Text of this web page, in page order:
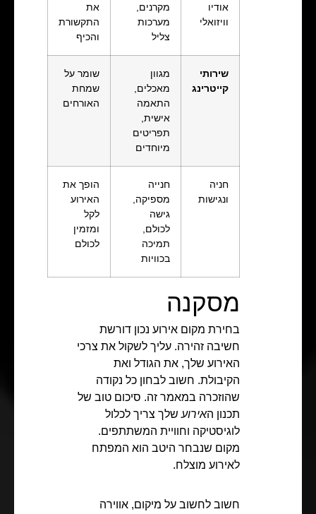
אודיו
וויזואלי
מקרנים,
מערכות
צליל
את
התקשורת
והכיף
שירותי
קייטרינג
מגוון
מאכלים,
התאמה
אישית,
תפריטים
מיוחדים
שומר על
שמחת
האורחים
חניה
ונגישות
חנייה
מספיקה,
גישה
לכולם,
תמיכה
בכוויות
הופך את
האירוע
לקל
ומזמין
לכולם
מסקנה
בחירת מקום אירוע נכון דורשת
חשיבה זהירה. עליך לשקול את צרכי
האירוע שלך, את הגודל ואת
הקיבולת. חשוב לבחון כל נקודה
שהוזכרה במאמר זה. סיכום טוב של
תכנון האירועשלך צריך לכלול
לוגיסטיקה וחוויית המשתתפים.
מקום שנבחר היטב הוא המפתח
לאירוע מוצלח.
חשוב לחשוב על מיקום, אווירה